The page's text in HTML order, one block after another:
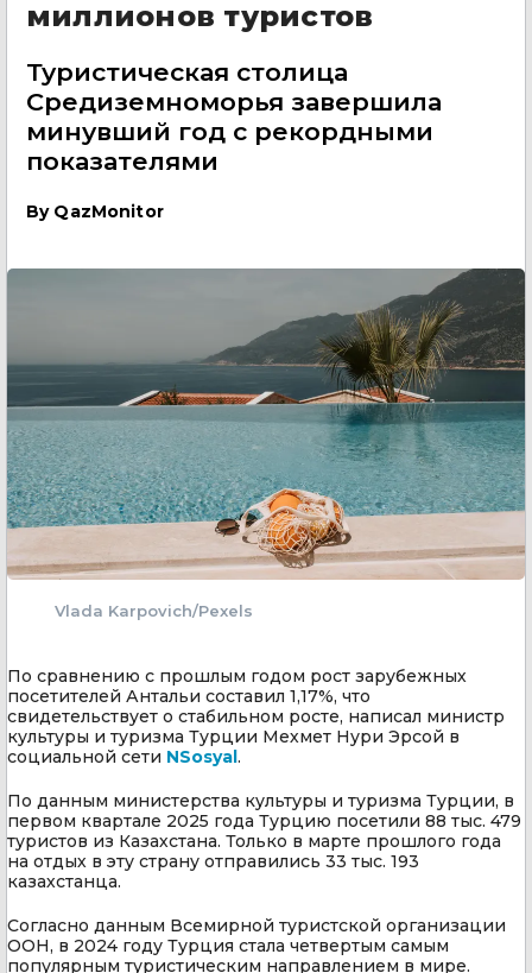
миллионов туристов
Туристическая столица
Средиземноморья завершила
минувший год с рекордными
показателями
By QazMonitor
Vlada Karpovich/Pexels
По сравнению с прошлым годом рост зарубежных
посетителей Антальи составил 1,17%, что
свидетельствует о стабильном росте, написал министр
культуры и туризма Турции Мехмет Нури Эрсой в
социальной сети NSosyal.
По данным министерства культуры и туризма Турции, в
первом квартале 2025 года Турцию посетили 88 тыс. 479
туристов из Казахстана. Только в марте прошлого года
на отдых в эту страну отправились 33 тыс. 193
казахстанца.
Согласно данным Всемирной туристской организации
ООН, в 2024 году Турция стала четвертым самым
популярным туристическим направлением в мире.